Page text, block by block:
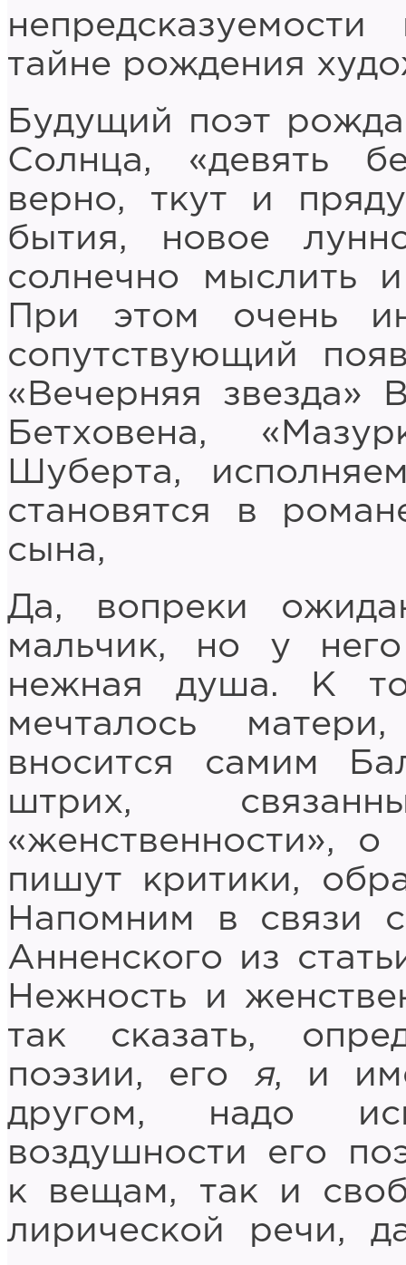
тайне рождения
Будущий поэт
Солнца, «девять
верно, ткут и
бытия, новое
солнечно мыслить
При этом очень
сопутствующий
«Вечерняя звезда»
Бетховена,
Шуберта,
становятся в
сына,
Да, вопреки
мальчик, но у
нежная душа. К
мечталось
вносится самим
штрих,
«женственности»,
пишут критики,
Напомним в связи
Анненского из
Нежность и
так сказать,
поэзии, его
я, и
другом, надо
воздушности его
к вещам, так и
лирической речи,